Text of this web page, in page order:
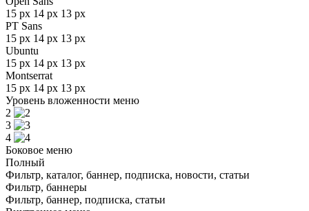
15 px 14 px 13 px
PT Sans
15 px 14 px 13 px
Ubuntu
15 px 14 px 13 px
Montserrat
15 px 14 px 13 px
Уровень вложенности меню
2
3
4
Боковое меню
Полный
Фильтр, каталог, баннер, подписка, новости, статьи
Фильтр, баннеры
Фильтр, баннер, подписка, статьи